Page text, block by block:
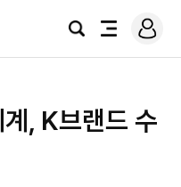
검
전
로
그
, K브랜드 수